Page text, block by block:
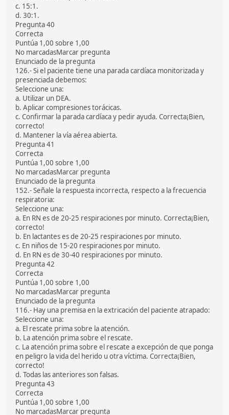
c. 15:1.
d. 30:1.
Pregunta 40
Correcta
Puntúa 1,00 sobre 1,00
No marcadasMarcar pregunta
Enunciado de la pregunta
126.- Si el paciente tiene una parada cardíaca monitorizada y
presenciada debemos:
Seleccione una:
a. Utilizar un DEA.
b. Aplicar compresiones torácicas.
c. Confirmar la parada cardíaca y pedir ayuda. Correcta¡Bien,
correcto!
d. Mantener la vía aérea abierta.
Pregunta 41
Correcta
Puntúa 1,00 sobre 1,00
No marcadasMarcar pregunta
Enunciado de la pregunta
152.- Señale la respuesta incorrecta, respecto a la frecuencia
respiratoria:
Seleccione una:
a. En RN es de 20-25 respiraciones por minuto. Correcta¡Bien,
correcto!
b. En lactantes es de 20-25 respiraciones por minuto.
c. En niños de 15-20 respiraciones por minuto.
d. En RN es de 30-40 respiraciones por minuto.
Pregunta 42
Correcta
Puntúa 1,00 sobre 1,00
No marcadasMarcar pregunta
Enunciado de la pregunta
116.- Hay una premisa en la extricación del paciente atrapado:
Seleccione una:
a. El rescate prima sobre la atención.
b. La atención prima sobre el rescate.
c. La atención prima sobre el rescate a excepción de que ponga
en peligro la vida del herido u otra víctima. Correcta¡Bien,
correcto!
d. Todas las anteriores son falsas.
Pregunta 43
Correcta
Puntúa 1,00 sobre 1,00
No marcadasMarcar pregunta